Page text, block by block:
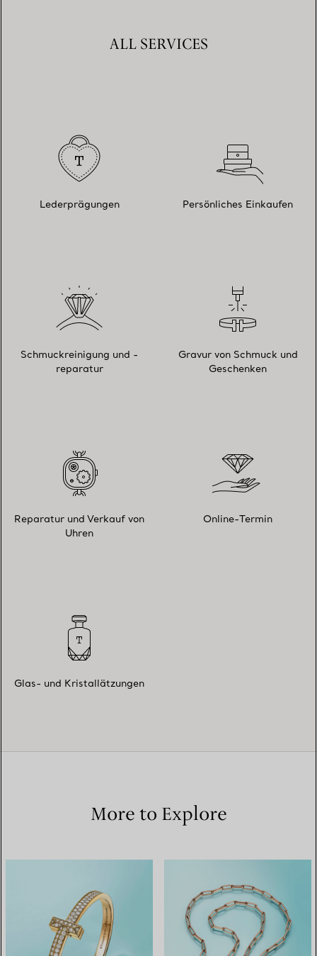
ALL SERVICES
Lederprägungen Persönliches Einkaufen
Schmuckreinigung und -
reparatur
Gravur von Schmuck und
Geschenken
Reparatur und Verkauf von
Uhren
Online-Termin
Glas- und Kristallätzungen
More to Explore